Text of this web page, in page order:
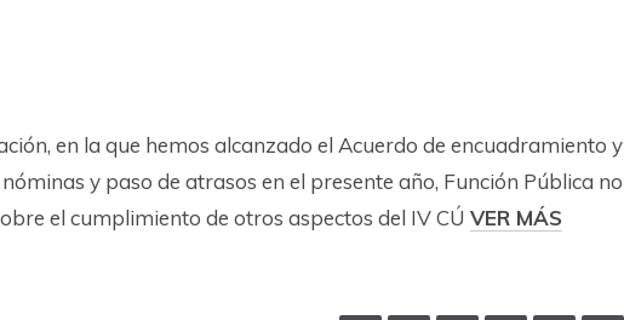
en la que hemos alcanzado el Acuerdo de encuadramiento y
y paso de atrasos en el presente año, Función Pública no
el cumplimiento de otros aspectos del IV CÚVER MÁS